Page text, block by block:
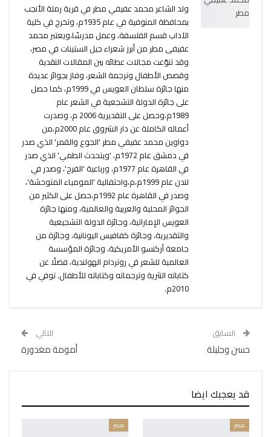
ولد الشاعر محمد عفيفي مطر في قرية رملة الأنجب
بمحافظة المنوفية في عام 1935م، وتخرج في كلية
الآداب قسم الفلسفة، وعمل مدرسًا،ويعتبر محمد
عفيفى مطر من أبرز شعراء جيل الستينات في مصر،
وقد تنوّعت مجالات عطائه بين المقالات النقدية
وقصص الأطفال وترجمة الشعر، وفاز بجوائز عديدة
منها جائزة سلطان العويس في 1999م، كما حصل
على جائزة الدولة التشجعية في الشعر عام
1989م،وحصل على التقديرية 2006 م، وصدرت
أعماله الكاملة عن دار الشروق عام 2000م،من
دواوين محمد عفيفي مطر 'الجوع والقمر' الذي صدر
في دمشق عام 1972م، 'ويتحدث الطمي' الذي صدر
في القاهرة عام 1977م، ورباعية 'الفرح'، وصدر في
لندن عام 1999م،م،واحتفالية 'المومياء المتوحشة'،
وصدر في القاهرة عام 1992م،حصل على الكثير من
الجوائز المحلية والعربية والعالمية، ومنها جائزة
العويس الإماراتية، وجائزة الدولة التشجيعية
والتقديرية، وجائزة كفافيس اليونانية، وجائزة من
جامعة أركنسو الأمريكية، وجائزة المؤسسة
العالمية للشعر في روتردام الهولندية، فضلًا عن
كتاباته النثرية وترجماته وكتاباته للأطفال. توفي في
2010م.
السابق
حسن وجليلة
التالي
أمومة مغدورة
قد يعجبك ايضا
مصر مصر